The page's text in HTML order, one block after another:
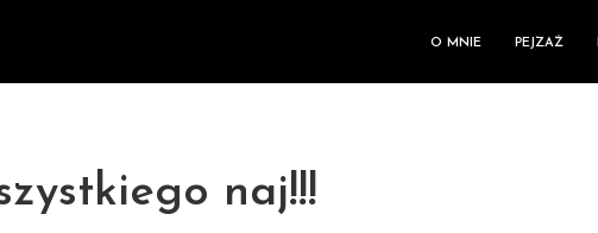
O MNIE PEJZAŻ
naj!!!